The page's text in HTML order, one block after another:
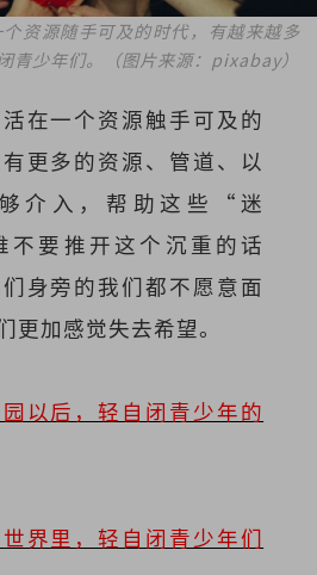
资源随手可及的时代，有越来越多
青少年们。（图片来源：pixabay）
在一个资源触手可及的
更多的资源、管道、以
介入，帮助这些“迷
要推开这个沉重的话
身旁的我们都不愿意面
更加感觉失去希望。
以后，轻自闭青少年的
界里，轻自闭青少年们